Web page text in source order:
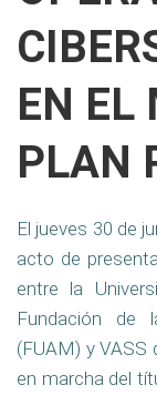
EN EL
PLAN
El jueves 30 de
acto de
entre la
Fundación de
(FUAM) y
en marcha del